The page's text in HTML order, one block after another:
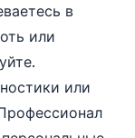
в
или
или